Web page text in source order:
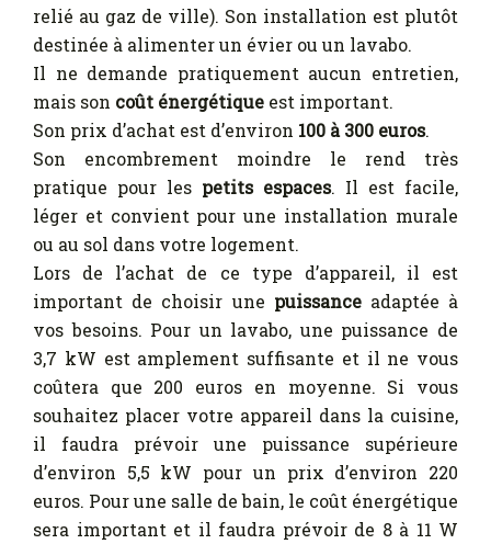
relié au gaz de ville). Son installation est plutôt
destinée à alimenter un évier ou un lavabo.
Il ne demande pratiquement aucun entretien,
mais son coût énergétique est important.
Son prix d’achat est d’environ 100 à 300 euros.
Son encombrement moindre le rend très
pratique pour les petits espaces. Il est facile,
léger et convient pour une installation murale
ou au sol dans votre logement.
Lors de l’achat de ce type d’appareil, il est
important de choisir une puissanceadaptée à
vos besoins. Pour un lavabo, une puissance de
3,7 kW est amplement suffisante et il ne vous
coûtera que 200 euros en moyenne. Si vous
souhaitez placer votre appareil dans la cuisine,
il faudra prévoir une puissance supérieure
d’environ 5,5 kW pour un prix d’environ 220
euros. Pour une salle de bain, le coût énergétique
sera important et il faudra prévoir de 8 à 11 W